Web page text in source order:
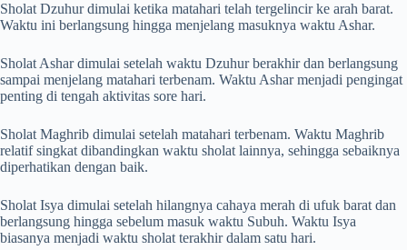
Sholat Dzuhur dimulai ketika matahari telah tergelincir ke arah barat.
Waktu ini berlangsung hingga menjelang masuknya waktu Ashar.
Sholat Ashar dimulai setelah waktu Dzuhur berakhir dan berlangsung
sampai menjelang matahari terbenam. Waktu Ashar menjadi pengingat
penting di tengah aktivitas sore hari.
Sholat Maghrib dimulai setelah matahari terbenam. Waktu Maghrib
relatif singkat dibandingkan waktu sholat lainnya, sehingga sebaiknya
diperhatikan dengan baik.
Sholat Isya dimulai setelah hilangnya cahaya merah di ufuk barat dan
berlangsung hingga sebelum masuk waktu Subuh. Waktu Isya
biasanya menjadi waktu sholat terakhir dalam satu hari.